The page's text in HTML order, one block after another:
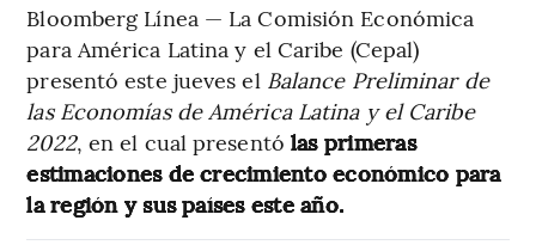
Bloomberg Línea — La Comisión Económica
para América Latina y el Caribe (Cepal)
presentó este jueves el Balance Preliminar de
las Economías de América Latina y el Caribe
2022, en el cual presentó las primeras
estimaciones de crecimiento económico para
la región y sus países este año.